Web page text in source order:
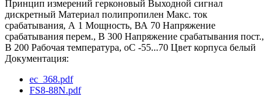
Принцип измерений герконовый Выходной сигнал
дискретный Материал полипропилен Макс. ток
срабатывания, А 1 Мощность, ВА 70 Напряжение
срабатывания перем., В 300 Напряжение срабатывания пост.,
В 200 Рабочая температура, оС -55...70 Цвет корпуса белый
Документация:
ec_368.pdf
FS8-88N.pdf